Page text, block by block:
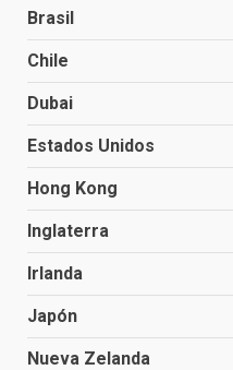
Brasil
Chile
Dubai
Estados Unidos
Hong Kong
Inglaterra
Irlanda
Japón
Nueva Zelanda